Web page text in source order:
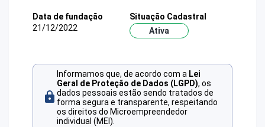
Data de fundação
21/12/2022
Situação Cadastral
Ativa
Informamos que, de acordo com a Lei
Geral de Proteção de Dados (LGPD), os
dados pessoais estão sendo tratados de
forma segura e transparente, respeitando
os direitos do Microempreendedor
individual (MEI).